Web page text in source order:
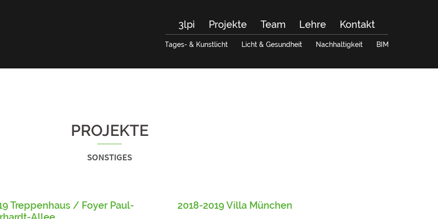
3lpi Projekte Team Lehre Kontakt
Tages- & Kunstlicht Licht & Gesundheit Nachhaltigkeit BIM
PROJEKTE
SONSTIGES
Treppenhaus / Foyer Paul-
2018-2019 Villa München